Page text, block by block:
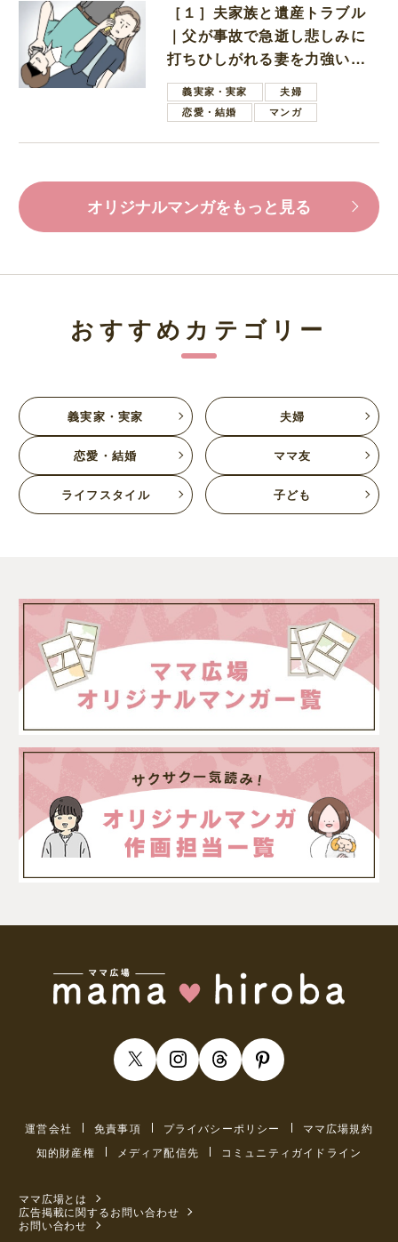
［１］夫家族と遺産トラブル
｜父が事故で急逝し悲しみに
打ちひしがれる妻を力強い言
葉で励ます夫
義実家・実家
夫婦
恋愛・結婚
マンガ
オリジナルマンガをもっと見る
おすすめカテゴリー
義実家・実家 夫婦
恋愛・結婚 ママ友
ライフスタイル 子ども
運営会社 免責事項 プライバシーポリシー
ママ広場規約
知的財産権
メディア配信先 コミュニティガイドライン
ママ広場とは
広告掲載に関するお問い合わせ
お問い合わせ